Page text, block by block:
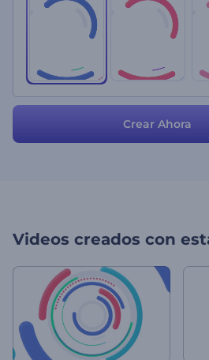
Crear Ahora
Videos creados con